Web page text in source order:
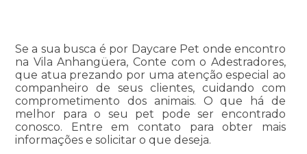
Se a sua busca é por Daycare Pet onde encontro
na Vila Anhangüera, Conte com o Adestradores,
que atua prezando por uma atenção especial ao
companheiro de seus clientes, cuidando com
comprometimento dos animais. O que há de
melhor para o seu pet pode ser encontrado
conosco. Entre em contato para obter mais
informações e solicitar o que deseja.